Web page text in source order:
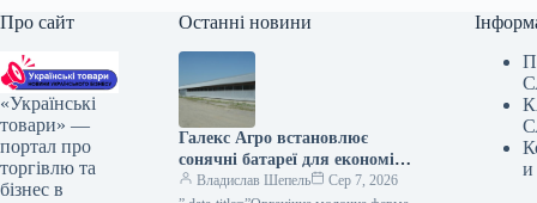
Про сайт
«Українські
товари» —
портал про
торгівлю та
бізнес в
Останні новини
Галекс Агро встановлює
сонячні батареї для економії
на обробці молока —
Владислав Шепель
Сер 7, 2026
и